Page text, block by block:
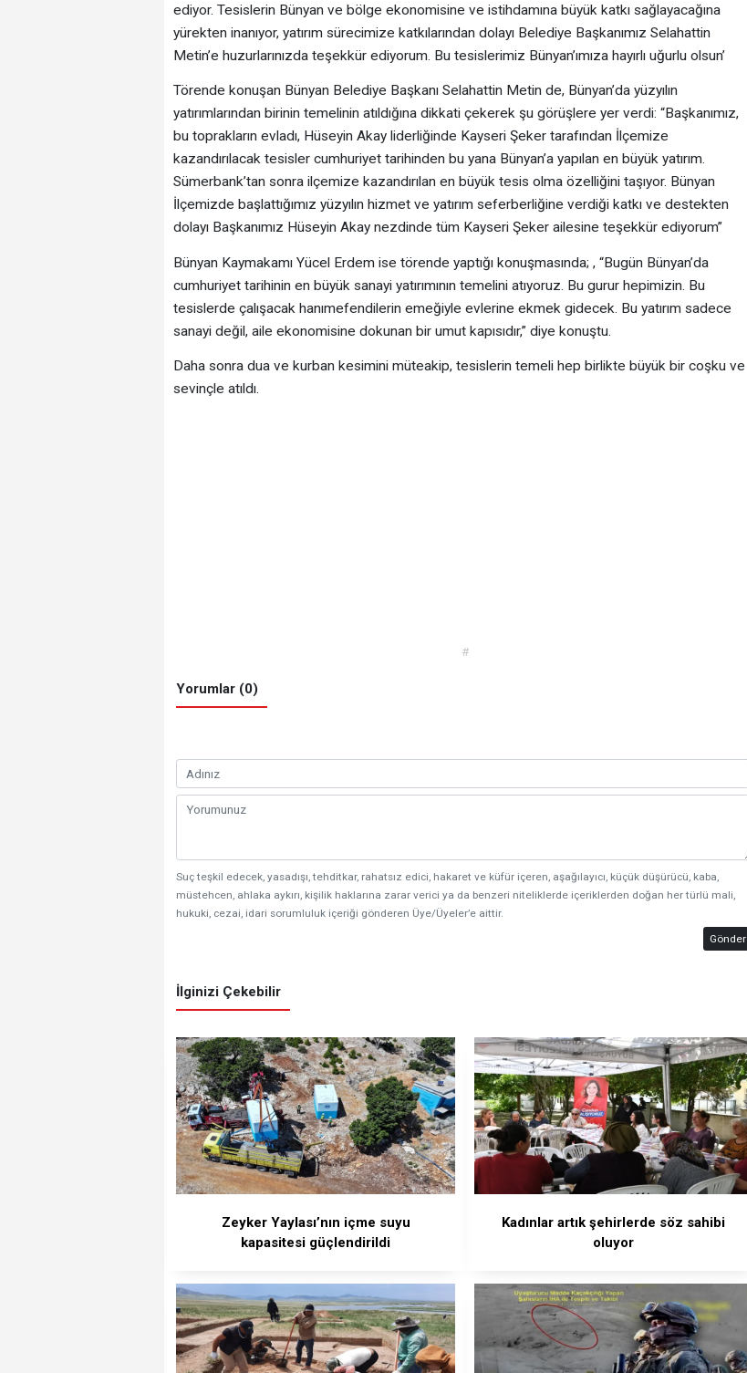
ediyor. Tesislerin Bünyan ve bölge ekonomisine ve istihdamına büyük katkı sağlayacağına
yürekten inanıyor, yatırım sürecimize katkılarından dolayı Belediye Başkanımız Selahattin
Metin’e huzurlarınızda teşekkür ediyorum. Bu tesislerimiz Bünyan’ımıza hayırlı uğurlu olsun’
Törende konuşan Bünyan Belediye Başkanı Selahattin Metin de, Bünyan’da yüzyılın
yatırımlarından birinin temelinin atıldığına dikkati çekerek şu görüşlere yer verdi: “Başkanımız,
bu toprakların evladı, Hüseyin Akay liderliğinde Kayseri Şeker tarafından İlçemize
kazandırılacak tesisler cumhuriyet tarihinden bu yana Bünyan’a yapılan en büyük yatırım.
Sümerbank’tan sonra ilçemize kazandırılan en büyük tesis olma özelliğini taşıyor. Bünyan
İlçemizde başlattığımız yüzyılın hizmet ve yatırım seferberliğine verdiği katkı ve destekten
dolayı Başkanımız Hüseyin Akay nezdinde tüm Kayseri Şeker ailesine teşekkür ediyorum”
Bünyan Kaymakamı Yücel Erdem ise törende yaptığı konuşmasında; , “Bugün Bünyan’da
cumhuriyet tarihinin en büyük sanayi yatırımının temelini atıyoruz. Bu gurur hepimizin. Bu
tesislerde çalışacak hanımefendilerin emeğiyle evlerine ekmek gidecek. Bu yatırım sadece
sanayi değil, aile ekonomisine dokunan bir umut kapısıdır,” diye konuştu.
Daha sonra dua ve kurban kesimini müteakip, tesislerin temeli hep birlikte büyük bir coşku ve
sevinçle atıldı.
#
Yorumlar (0)
Suç teşkil edecek, yasadışı, tehditkar, rahatsız edici, hakaret ve küfür içeren, aşağılayıcı, küçük düşürücü, kaba,
müstehcen, ahlaka aykırı, kişilik haklarına zarar verici ya da benzeri niteliklerde içeriklerden doğan her türlü mali,
hukuki, cezai, idari sorumluluk içeriği gönderen Üye/Üyeler’e aittir.
Gönder
İlginizi Çekebilir
Zeyker Yaylası’nın içme suyu
kapasitesi güçlendirildi
Kadınlar artık şehirlerde söz sahibi
oluyor